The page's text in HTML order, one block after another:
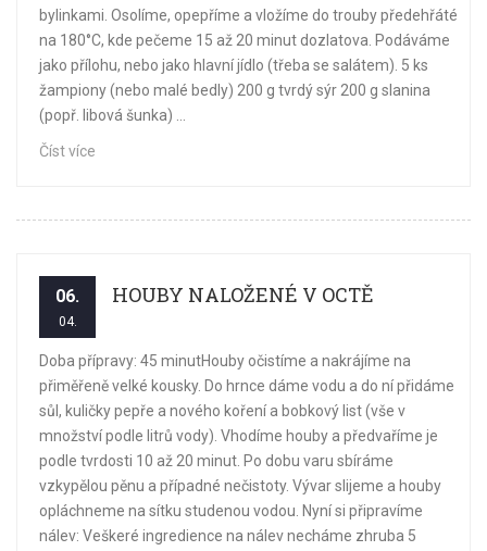
bylinkami. Osolíme, opepříme a vložíme do trouby předehřáté
na 180°C, kde pečeme 15 až 20 minut dozlatova. Podáváme
jako přílohu, nebo jako hlavní jídlo (třeba se salátem). 5 ks
žampiony (nebo malé bedly) 200 g tvrdý sýr 200 g slanina
(popř. libová šunka) ...
Číst více
06.
04.
HOUBY NALOŽENÉ V OCTĚ
Doba přípravy: 45 minutHouby očistíme a nakrájíme na
přiměřeně velké kousky. Do hrnce dáme vodu a do ní přidáme
sůl, kuličky pepře a nového koření a bobkový list (vše v
množství podle litrů vody). Vhodíme houby a předvaříme je
podle tvrdosti 10 až 20 minut. Po dobu varu sbíráme
vzkypělou pěnu a případné nečistoty. Vývar slijeme a houby
opláchneme na sítku studenou vodou. Nyní si připravíme
nálev: Veškeré ingredience na nálev necháme zhruba 5